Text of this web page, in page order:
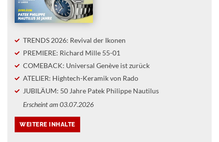
TRENDS 2026: Revival der Ikonen
PREMIERE: Richard Mille 55-01
COMEBACK: Universal Genève ist zurück
ATELIER: Hightech-Keramik von Rado
JUBILÄUM: 50 Jahre Patek Philippe Nautilus
Erscheint am 03.07.2026